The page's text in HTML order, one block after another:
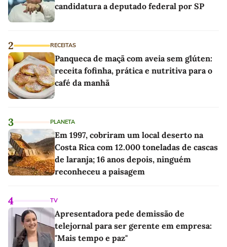
candidatura a deputado federal por SP
2 RECEITAS
Panqueca de maçã com aveia sem glúten:
receita fofinha, prática e nutritiva para o
café da manhã
3 PLANETA
Em 1997, cobriram um local deserto na
Costa Rica com 12.000 toneladas de cascas
de laranja; 16 anos depois, ninguém
reconheceu a paisagem
4 TV
Apresentadora pede demissão de
telejornal para ser gerente em empresa:
"Mais tempo e paz"